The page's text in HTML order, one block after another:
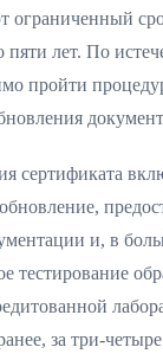
ограниченный
пяти лет. По
пройти
сертификата
и, в
тестирование
за три-